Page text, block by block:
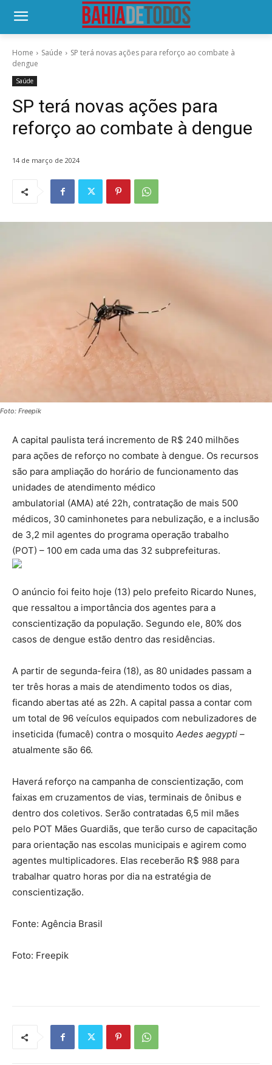
Home Saúde
SP terá novas ações para reforço ao combate à
dengue
Saúde
SP terá novas ações para
reforço ao combate à dengue
14 de março de 2024
Foto: Freepik
A capital paulista terá incremento de R$ 240 milhões
para ações de reforço no combate à dengue. Os recursos
são para ampliação do horário de funcionamento das
unidades de atendimento médico
ambulatorial (AMA) até 22h, contratação de mais 500
médicos, 30 caminhonetes para nebulização, e a inclusão
de 3,2 mil agentes do programa operação trabalho
(POT) – 100 em cada uma das 32 subprefeituras.
O anúncio foi feito hoje (13) pelo prefeito Ricardo Nunes,
que ressaltou a importância dos agentes para a
conscientização da população. Segundo ele, 80% dos
casos de dengue estão dentro das residências.
A partir de segunda-feira (18), as 80 unidades passam a
ter três horas a mais de atendimento todos os dias,
ficando abertas até as 22h. A capital passa a contar com
um total de 96 veículos equipados com nebulizadores de
inseticida (fumacê) contra o mosquito Aedes aegypti –
atualmente são 66.
Haverá reforço na campanha de conscientização, com
faixas em cruzamentos de vias, terminais de ônibus e
dentro dos coletivos. Serão contratadas 6,5 mil mães
pelo POT Mães Guardiãs, que terão curso de capacitação
para orientação nas escolas municipais e agirem como
agentes multiplicadores. Elas receberão R$ 988 para
trabalhar quatro horas por dia na estratégia de
conscientização.
Fonte: Agência Brasil
Foto: Freepik